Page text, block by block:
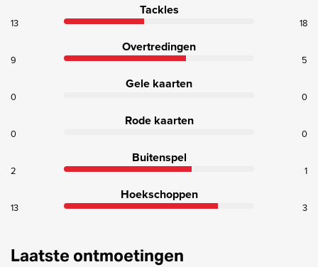
Tackles
13 18
Overtredingen
9 5
Gele kaarten
0 0
Rode kaarten
0 0
Buitenspel
2 1
Hoekschoppen
13 3
Laatste ontmoetingen